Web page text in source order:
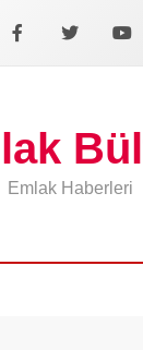
Facebook
X
Emlak Haberleri